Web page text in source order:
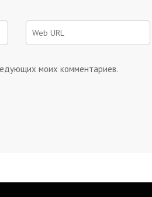
моих комментариев.